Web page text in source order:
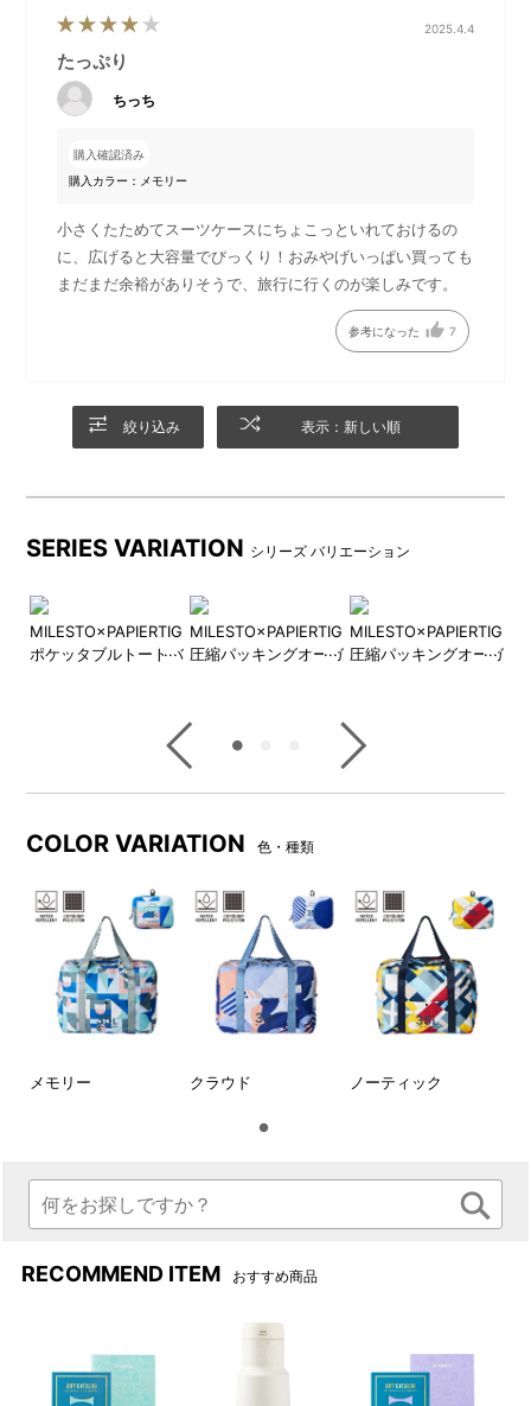
れる仕様へと、もっと使いやすさにこだわって細部まで
工夫を施しました。
【PAPIER TIGRE×MILESTO】
のプロダクトブランド「PAPIER TIGRE(パピエ ティグ
ル)」が旅先での出会いからコラボ！
グやオーガナイザーが、みなさんの旅をもっと楽しくも
っと快適にします。
収納イメージ（厚手のパーカ
ー2着、長袖Tシャツ2着、パン
ツ2枚、シューズバッグ 5L1
つ）
に便利です。
2025.4.4
たっぷり
ちっち
購入確認済み
購入カラー：メモリー
小さくたためてスーツケースにちょこっといれておけるの
に、広げると大容量でびっくり！おみやげいっぱい買っても
まだまだ余裕がありそうで、旅行に行くのが楽しみです。
参考になった 7
絞り込み 表示：新しい順
SERIES VARIATION シリーズ バリエーション
MILESTO×PAPIERTIGRE
ポケッタブルトートバ
MILESTO×PAPIERTIGRE
圧縮パッキングオーガ
MILESTO×PAPIERTIGRE
圧縮パッキングオーガ
COLOR VARIATION 色・種類
メモリー クラウド ノーティック
RECOMMEND ITEM おすすめ商品